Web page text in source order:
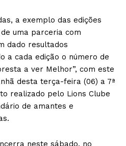
a exemplo das edições
uma parceria com
dado resultados
a cada edição o número de
a ver Melhor”, com este
desta terça-feira (06) a 7ª
realizado pelo Lions Clube
de amantes e
neste sábado, no